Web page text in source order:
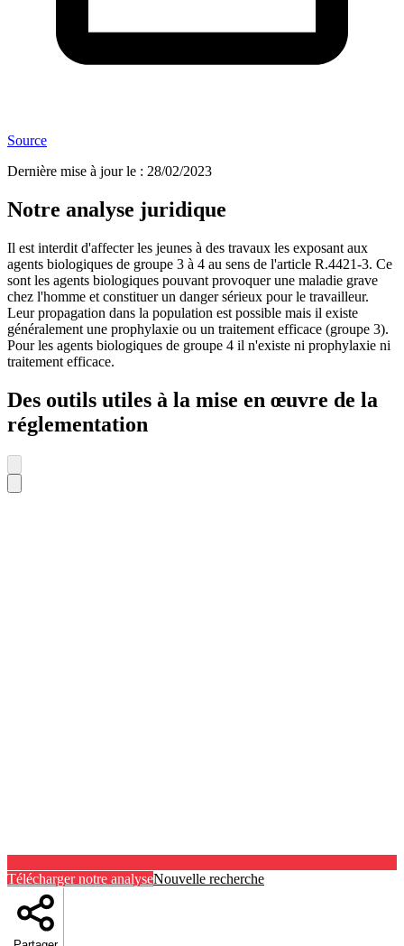
Source
Dernière mise à jour le : 28/02/2023
Notre analyse juridique
Il est interdit d'affecter les jeunes à des travaux les exposant aux
agents biologiques de groupe 3 à 4 au sens de l'article R.4421-3. Ce
sont les agents biologiques pouvant provoquer une maladie grave
chez l'homme et constituer un danger sérieux pour le travailleur.
Leur propagation dans la population est possible mais il existe
généralement une prophylaxie ou un traitement efficace (groupe 3).
Pour les agents biologiques de groupe 4 il n'existe ni prophylaxie ni
traitement efficace.
Des outils utiles à la mise en œuvre de la
réglementation
Télécharger notre analyseNouvelle recherche